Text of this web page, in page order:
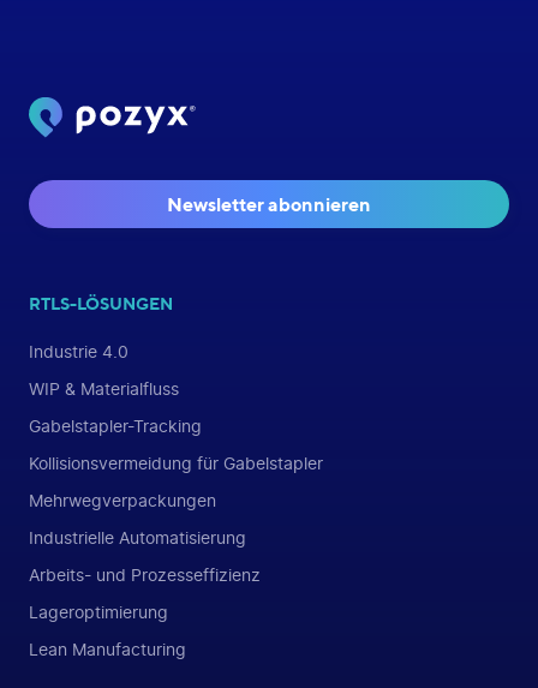
Newsletter abonnieren
RTLS-LÖSUNGEN
Industrie 4.0
WIP & Materialfluss
Gabelstapler-Tracking
Kollisionsvermeidung für Gabelstapler
Mehrwegverpackungen
Industrielle Automatisierung
Arbeits- und Prozesseffizienz
Lageroptimierung
Lean Manufacturing